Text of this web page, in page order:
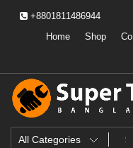
+8801811486944
Home
Shop
Super
Powering Professionals.